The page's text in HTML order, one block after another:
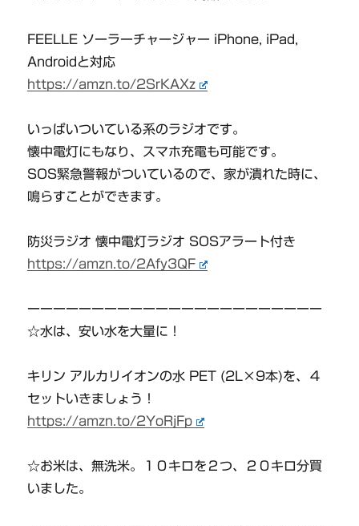
FEELLE ソーラーチャージャー iPhone, iPad,
Androidと対応
https://amzn.to/2SrKAXz
いっぱいついている系のラジオです。
懐中電灯にもなり、スマホ充電も可能です。
SOS緊急警報がついているので、家が潰れた時に、
鳴らすことができます。
防災ラジオ 懐中電灯ラジオ SOSアラート付き
https://amzn.to/2Afy3QF
ーーーーーーーーーーーーーーーーーーーーーーー
☆水は、安い水を大量に！
キリン アルカリイオンの水 PET (2L×9本)を、４
セットいきましょう！
https://amzn.to/2YoRjFp
☆お米は、無洗米。１０キロを２つ、２０キロ分買
いました。